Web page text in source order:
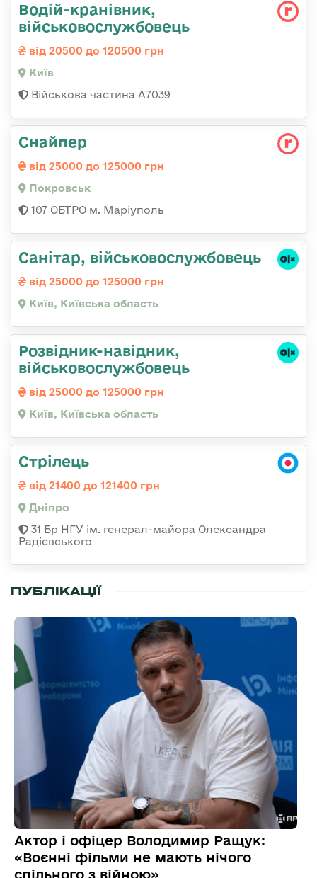
Водій-кранівник,
військовослужбовець
від 20500 до 120500 грн
Київ
Військова частина А7039
Снайпер
від 25000 до 125000 грн
Покровськ
107 ОБТРО м. Маріуполь
Санітаp, військовослужбовець
від 25000 до 125000 грн
Київ, Київська область
Розвідник-навідник,
військовослужбовець
від 25000 до 125000 грн
Київ, Київська область
Стрілець
від 21400 до 121400 грн
Дніпро
31 Бр НГУ ім. генерал-майора Олександра
Радієвського
ПУБЛІКАЦІЇ
Актор і офіцер Володимир Ращук:
«Воєнні фільми не мають нічого
спільного з війною»